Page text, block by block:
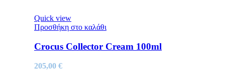
Quick view
Προσθήκη στο καλάθι
Crocus Collector Cream 100ml
205,00 €